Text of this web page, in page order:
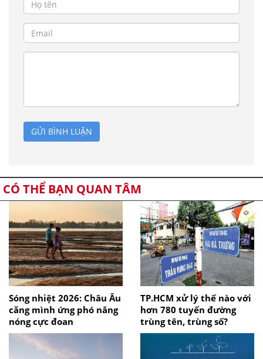
GỬI BÌNH LUẬN
CÓ THỂ BẠN QUAN TÂM
Sóng nhiệt 2026: Châu Âu
căng mình ứng phó nắng
nóng cực đoan
TP.HCM xử lý thế nào với
hơn 780 tuyến đường
trùng tên, trùng số?